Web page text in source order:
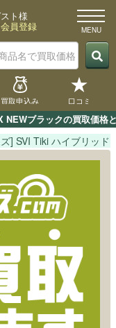
ブラックの買取価格
ト様
会員登録
買取申込み 口コミ
] SVI Tiki ハイブリッド